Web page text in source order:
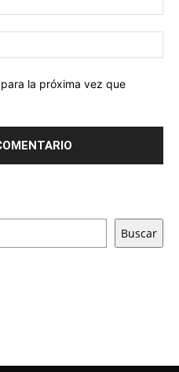
la próxima vez que
Buscar